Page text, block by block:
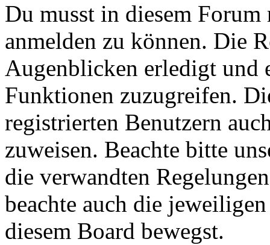
Du musst in diesem
anmelden zu können. Die
Augenblicken erledigt und
Funktionen zuzugreifen.
registrierten Benutzern
zuweisen. Beachte bitte
die verwandten
beachte auch die
diesem Board bewegst.